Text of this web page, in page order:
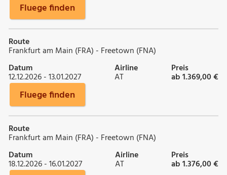
Fluege finden
Route
Frankfurt am Main (FRA) - Freetown (FNA)
Datum
12.12.2026 - 13.01.2027
Airline
AT
Preis
ab 1.369,00 €
Fluege finden
Route
Frankfurt am Main (FRA) - Freetown (FNA)
Datum
18.12.2026 - 16.01.2027
Airline
AT
Preis
ab 1.376,00 €